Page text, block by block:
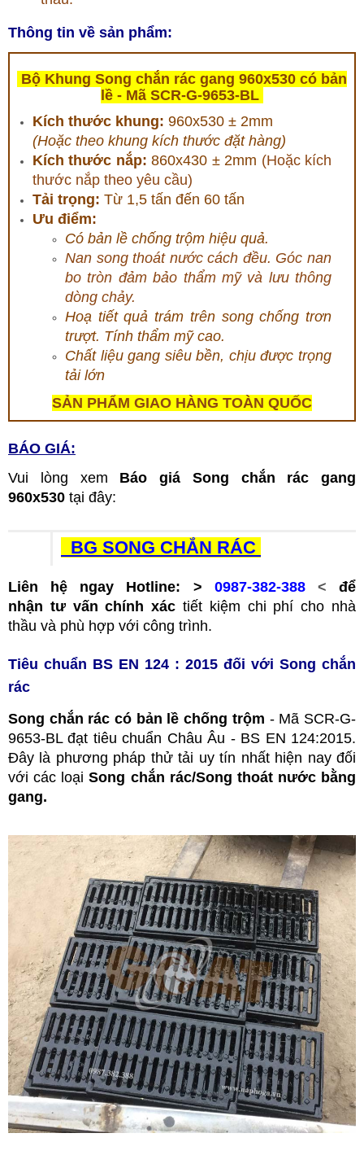
Thông tin về sản phẩm:
Bộ Khung Song chắn rác gang 960x530 có bản
lề - Mã SCR-G-9653-BL
Kích thước khung: 960x530 ± 2mm
(Hoặc theo khung kích thước đặt hàng)
Kích thước nắp:860x430 ± 2mm (Hoặc kích
thước nắp theo yêu cầu)
Tải trọng: Từ 1,5 tấn đến 60 tấn
Ưu điểm:
Có bản lề chống trộm hiệu quả.
Nan song thoát nước cách đều. Góc nan
bo tròn đảm bảo thẩm mỹ và lưu thông
dòng chảy.
Hoạ tiết quả trám trên song chống trơn
trượt. Tính thẩm mỹ cao.
Chất liệu gang siêu bền, chịu được trọng
tải lớn
SẢN PHẨM GIAO HÀNG TOÀN QUỐC
BÁO GIÁ:
Vui lòng xem Báo giá Song chắn rác gang
960x530 tại đây:
BG SONG CHẮN RÁC
Liên hệ ngay Hotline: > 0987-382-388 <để
nhận tư vấn chính xác tiết kiệm chi phí cho nhà
thầu và phù hợp với công trình.
Tiêu chuẩn BS EN 124 : 2015 đối với Song chắn
rác
Song chắn rác có bản lề chống trộm - Mã SCR-G-
9653-BL đạt tiêu chuẩn Châu Âu - BS EN 124:2015.
Đây là phương pháp thử tải uy tín nhất hiện nay đối
với các loạiSong chắn rác/Song thoát nước bằng
gang.